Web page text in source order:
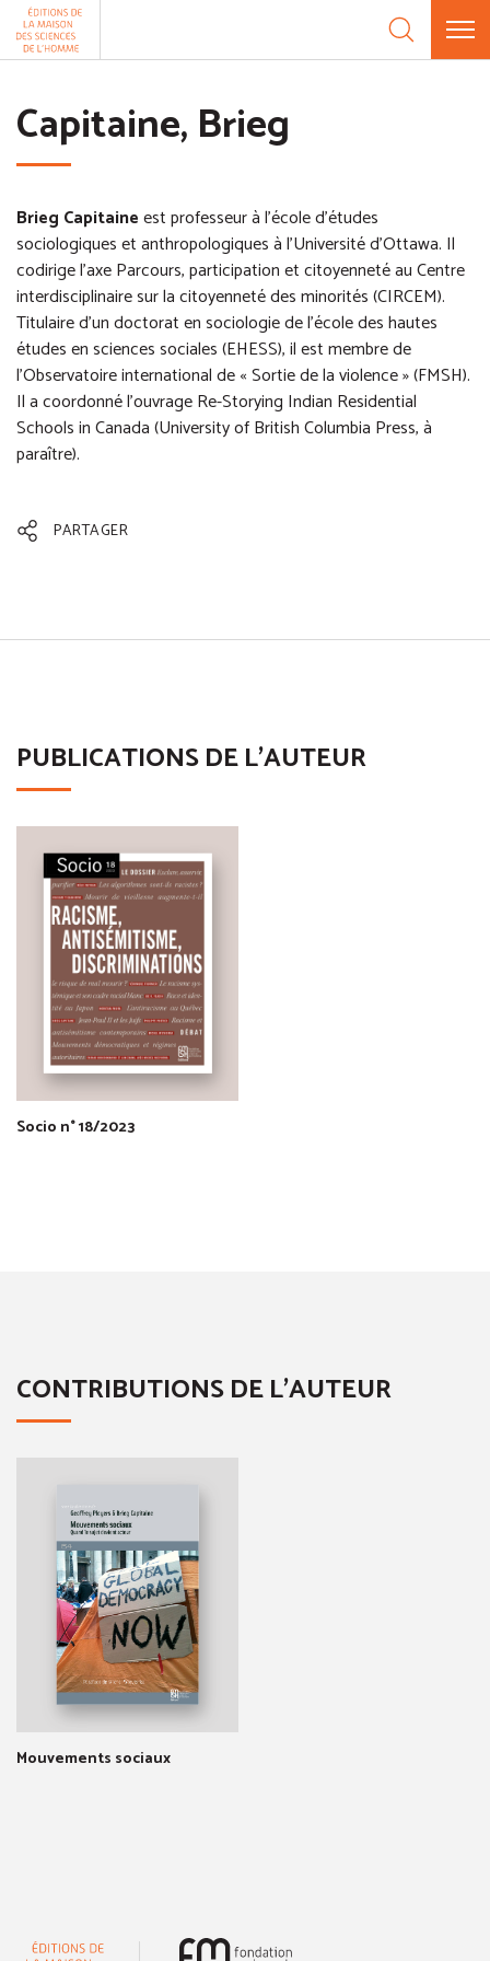
Aller au contenu
Capitaine, Brieg
Brieg Capitaineest professeur à l'école d'études
sociologiques et anthropologiques à l’Université d’Ottawa. Il
codirige l’axe Parcours, participation et citoyenneté au Centre
interdisciplinaire sur la citoyenneté des minorités (CIRCEM).
Titulaire d’un doctorat en sociologie de l’école des hautes
études en sciences sociales (EHESS), il est membre de
l’Observatoire international de « Sortie de la violence » (FMSH).
Il a coordonné l’ouvrage Re-Storying Indian Residential
Schools in Canada (University of British Columbia Press, à
paraître).
PARTAGER
PUBLICATIONS DE L'AUTEUR
Socio n° 18/2023
CONTRIBUTIONS DE L'AUTEUR
Mouvements sociaux
Panneau de gestion des cookies